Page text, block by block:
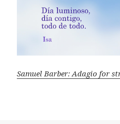
Samuel Barber: Adagio for